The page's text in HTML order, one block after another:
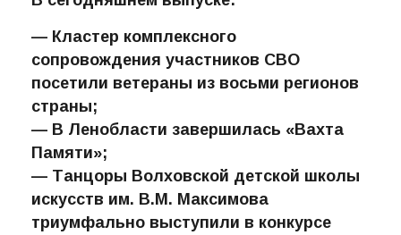
— Кластер комплексного
сопровождения участников СВО
посетили ветераны из восьми регионов
страны;
— В Ленобласти завершилась «Вахта
Памяти»;
— Танцоры Волховской детской школы
искусств им. В.М. Максимова
триумфально выступили в конкурсе